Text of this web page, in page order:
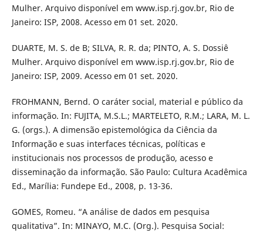
Mulher. Arquivo disponível em www.isp.rj.gov.br, Rio de
Janeiro: ISP, 2008. Acesso em 01 set. 2020.
DUARTE, M. S. de B; SILVA, R. R. da; PINTO, A. S. Dossiê
Mulher. Arquivo disponível em www.isp.rj.gov.br, Rio de
Janeiro: ISP, 2009. Acesso em 01 set. 2020.
FROHMANN, Bernd. O caráter social, material e público da
informação. In: FUJITA, M.S.L.; MARTELETO, R.M.; LARA, M. L.
G. (orgs.). A dimensão epistemológica da Ciência da
Informação e suas interfaces técnicas, políticas e
institucionais nos processos de produção, acesso e
disseminação da informação. São Paulo: Cultura Acadêmica
Ed., Marília: Fundepe Ed., 2008, p. 13-36.
GOMES, Romeu. “A análise de dados em pesquisa
qualitativa”. In: MINAYO, M.C. (Org.). Pesquisa Social: